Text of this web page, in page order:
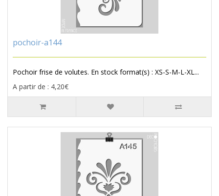
pochoir-a144
Pochoir frise de volutes. En stock format(s) : XS-S-M-L-XL...
A partir de : 4,20€